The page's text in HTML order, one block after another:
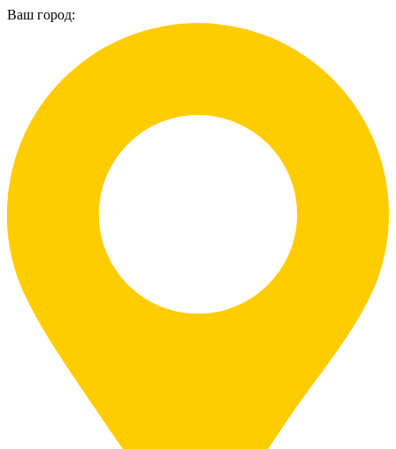
Ваш город: